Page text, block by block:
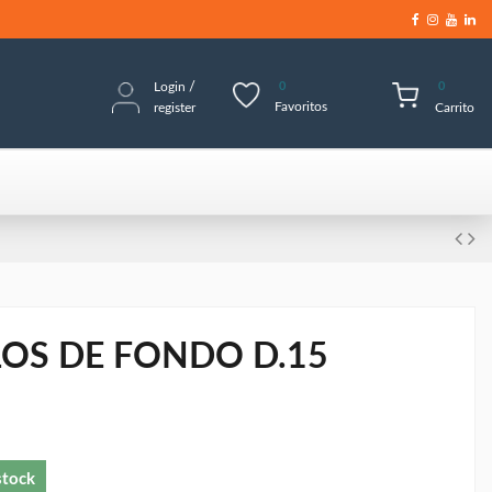
Login /
register
0
Favoritos
0
Carrito
DE FONDO D.15